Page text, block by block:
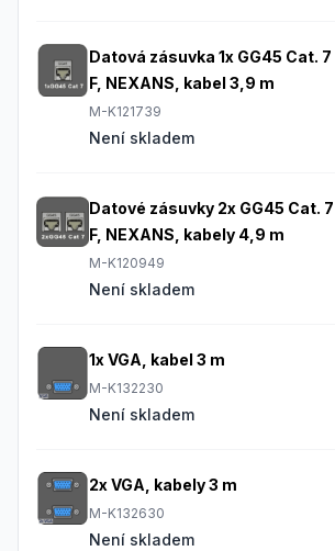
Datová zásuvka 1x GG45 Cat.
F, NEXANS, kabel 3,9 m
M-K121739
Není skladem
Datové zásuvky 2x GG45 Cat.
F, NEXANS, kabely 4,9 m
M-K120949
Není skladem
1x VGA, kabel 3 m
M-K132230
Není skladem
2x VGA, kabely 3 m
M-K132630
Není skladem